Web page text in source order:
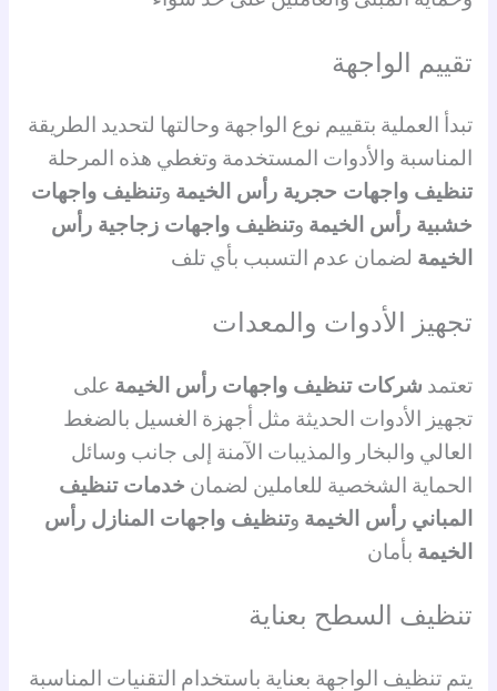
تقييم الواجهة
تبدأ العملية بتقييم نوع الواجهة وحالتها لتحديد الطريقة
المناسبة والأدوات المستخدمة وتغطي هذه المرحلة
تنظيف واجهات حجرية رأس الخيمة وتنظيف واجهات
خشبية رأس الخيمة وتنظيف واجهات زجاجية رأس
الخيمة لضمان عدم التسبب بأي تلف
تجهيز الأدوات والمعدات
تعتمد شركات تنظيف واجهات رأس الخيمة على
تجهيز الأدوات الحديثة مثل أجهزة الغسيل بالضغط
العالي والبخار والمذيبات الآمنة إلى جانب وسائل
الحماية الشخصية للعاملين لضمان خدمات تنظيف
المباني رأس الخيمة وتنظيف واجهات المنازل رأس
الخيمة بأمان
تنظيف السطح بعناية
يتم تنظيف الواجهة بعناية باستخدام التقنيات المناسبة